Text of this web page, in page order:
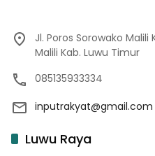
Jl. Poros Sorowako
Malili Kab. Luwu Timur
085135933334
inputrakyat@gmail.com
Luwu Raya